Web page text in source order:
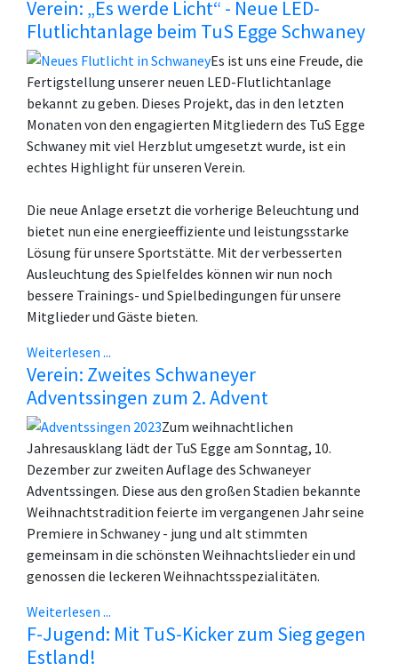
Verein: „Es werde Licht“ - Neue LED-
Flutlichtanlage beim TuS Egge Schwaney
Es ist uns eine Freude, die
Fertigstellung unserer neuen LED-Flutlichtanlage
bekannt zu geben. Dieses Projekt, das in den letzten
Monaten von den engagierten Mitgliedern des TuS Egge
Schwaney mit viel Herzblut umgesetzt wurde, ist ein
echtes Highlight für unseren Verein.
Die neue Anlage ersetzt die vorherige Beleuchtung und
bietet nun eine energieeffiziente und leistungsstarke
Lösung für unsere Sportstätte. Mit der verbesserten
Ausleuchtung des Spielfeldes können wir nun noch
bessere Trainings- und Spielbedingungen für unsere
Mitglieder und Gäste bieten.
Weiterlesen ...
Verein: Zweites Schwaneyer
Adventssingen zum 2. Advent
Zum weihnachtlichen
Jahresausklang lädt der TuS Egge am Sonntag, 10.
Dezember zur zweiten Auflage des Schwaneyer
Adventssingen. Diese aus den großen Stadien bekannte
Weihnachtstradition feierte im vergangenen Jahr seine
Premiere in Schwaney - jung und alt stimmten
gemeinsam in die schönsten Weihnachtslieder ein und
genossen die leckeren Weihnachtsspezialitäten.
Weiterlesen ...
F-Jugend: Mit TuS-Kicker zum Sieg gegen
Estland!